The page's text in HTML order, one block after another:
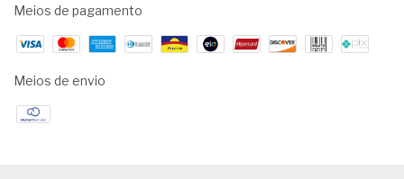
Meios de pagamento
Meios de envio